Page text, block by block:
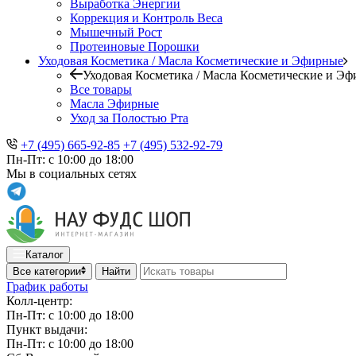
Выработка Энергии
Коррекция и Контроль Веса
Мышечный Рост
Протеиновые Порошки
Уходовая Косметика / Масла Косметические и Эфирные
Уходовая Косметика / Масла Косметические и
Все товары
Масла Эфирные
Уход за Полостью Рта
+7 (495) 665-92-85 +7 (495) 532-92-79
Пн-Пт: с 10:00 до 18:00
Мы в социальных сетях
Каталог
Все категории
Найти
График работы
Колл-центр:
Пн-Пт: с 10:00 до 18:00
Пункт выдачи:
Пн-Пт: с 10:00 до 18:00